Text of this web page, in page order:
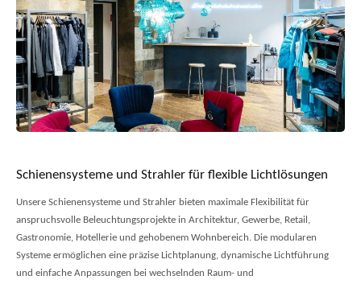
Schienensysteme und Strahler für flexible Lichtlösungen
Unsere Schienensysteme und Strahler bieten maximale Flexibilität für
anspruchsvolle Beleuchtungsprojekte in Architektur, Gewerbe, Retail,
Gastronomie, Hotellerie und gehobenem Wohnbereich. Die modularen
Systeme ermöglichen eine präzise Lichtplanung, dynamische Lichtführung
und einfache Anpassungen bei wechselnden Raum- und